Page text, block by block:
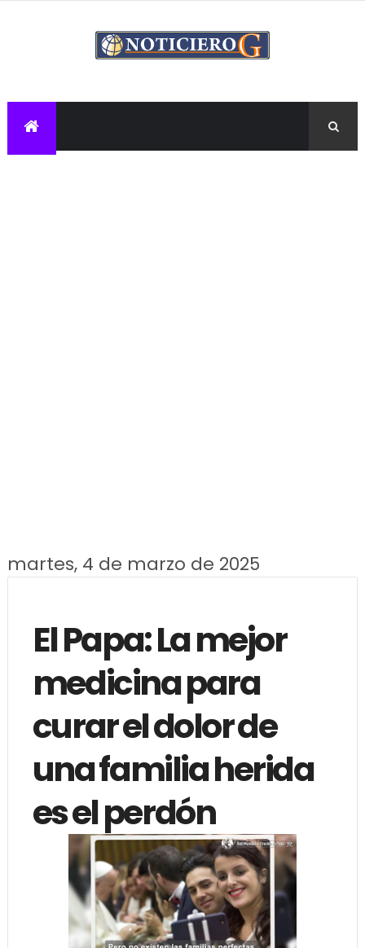
martes, 4 de marzo de 2025
El Papa: La mejor
medicina para
curar el dolor de
una familia herida
es el perdón